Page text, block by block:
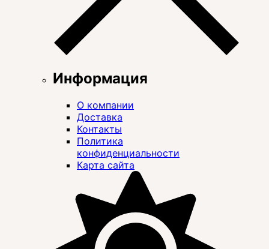
Информация
О компании
Доставка
Контакты
Политика
конфиденциальности
Карта сайта